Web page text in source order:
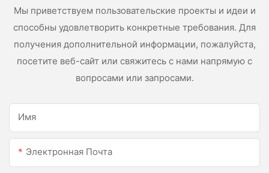
Мы приветствуем пользовательские проекты и идеи и
способны удовлетворить конкретные требования. Для
получения дополнительной информации, пожалуйста,
посетите веб-сайт или свяжитесь с нами напрямую с
вопросами или запросами.
Имя
Электронная Почта